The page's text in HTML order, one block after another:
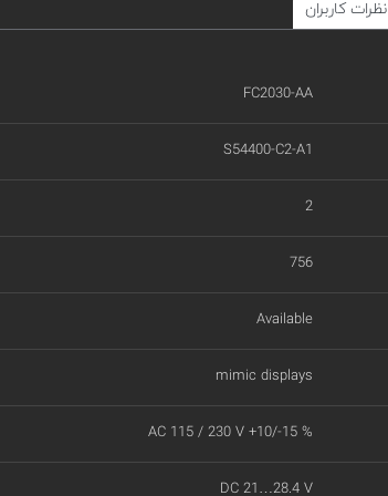
نظرات کاربران
FC2030-AA
S54400-C2-A1
2
756
Available
mimic displays
AC 115 / 230 V +10/-15 %
DC 21…28.4 V